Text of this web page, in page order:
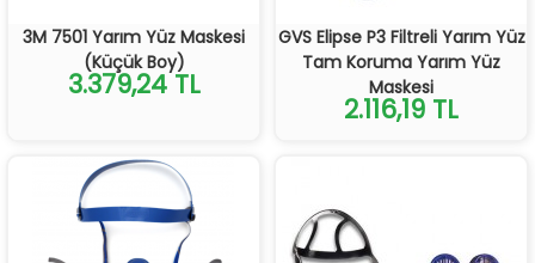
3M 7501 Yarım Yüz Maskesi
(Küçük Boy)
3.379,24 TL
GVS Elipse P3 Filtreli Yarım Yüz
Tam Koruma Yarım Yüz
Maskesi
2.116,19 TL